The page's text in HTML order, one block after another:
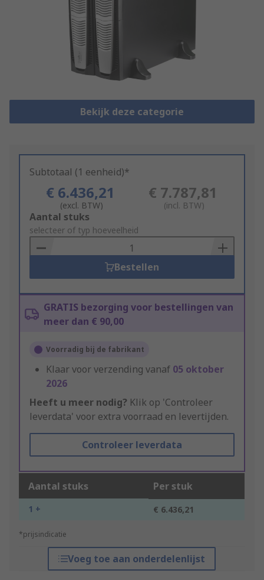
Bekijk deze categorie
Subtotaal (1 eenheid)*
€ 6.436,21
(excl. BTW)
€ 7.787,81
(incl. BTW)
Add
to
Basket
Aantal stuks
selecteer of typ hoeveelheid
Bestellen
GRATIS bezorging voor bestellingen van
meer dan € 90,00
Voorradig bij de fabrikant
Klaar voor verzending vanaf 05 oktober
2026
Heeft u meer nodig? Klik op 'Controleer
leverdata' voor extra voorraad en levertijden.
Controleer leverdata
Aantal stuks Per stuk
1 + € 6.436,21
*prijsindicatie
Voeg toe aan onderdelenlijst